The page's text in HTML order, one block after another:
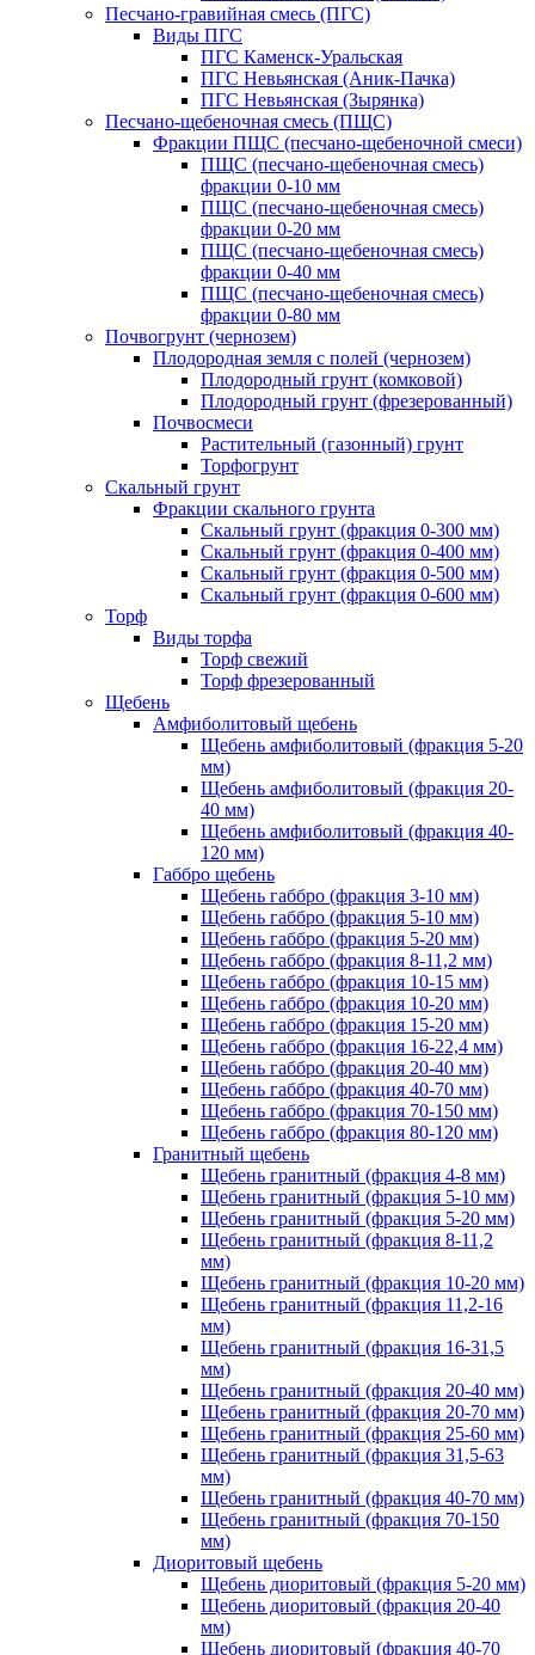
Песчано-гравийная смесь (ПГС)
Виды ПГС
ПГС Каменск-Уральская
ПГС Невьянская (Аник-Пачка)
ПГС Невьянская (Зырянка)
Песчано-щебеночная смесь (ПЩС)
Фракции ПЩС (песчано-щебеночной смеси)
ПЩС (песчано-щебеночная смесь)
фракции 0-10 мм
ПЩС (песчано-щебеночная смесь)
фракции 0-20 мм
ПЩС (песчано-щебеночная смесь)
фракции 0-40 мм
ПЩС (песчано-щебеночная смесь)
фракции 0-80 мм
Почвогрунт (чернозем)
Плодородная земля с полей (чернозем)
Плодородный грунт (комковой)
Плодородный грунт (фрезерованный)
Почвосмеси
Растительный (газонный) грунт
Торфогрунт
Скальный грунт
Фракции скального грунта
Скальный грунт (фракция 0-300 мм)
Скальный грунт (фракция 0-400 мм)
Скальный грунт (фракция 0-500 мм)
Скальный грунт (фракция 0-600 мм)
Торф
Виды торфа
Торф свежий
Торф фрезерованный
Щебень
Амфиболитовый щебень
Щебень амфиболитовый (фракция 5-20
мм)
Щебень амфиболитовый (фракция 20-
40 мм)
Щебень амфиболитовый (фракция 40-
120 мм)
Габбро щебень
Щебень габбро (фракция 3-10 мм)
Щебень габбро (фракция 5-10 мм)
Щебень габбро (фракция 5-20 мм)
Щебень габбро (фракция 8-11,2 мм)
Щебень габбро (фракция 10-15 мм)
Щебень габбро (фракция 10-20 мм)
Щебень габбро (фракция 15-20 мм)
Щебень габбро (фракция 16-22,4 мм)
Щебень габбро (фракция 20-40 мм)
Щебень габбро (фракция 40-70 мм)
Щебень габбро (фракция 70-150 мм)
Щебень габбро (фракция 80-120 мм)
Гранитный щебень
Щебень гранитный (фракция 4-8 мм)
Щебень гранитный (фракция 5-10 мм)
Щебень гранитный (фракция 5-20 мм)
Щебень гранитный (фракция 8-11,2
мм)
Щебень гранитный (фракция 10-20 мм)
Щебень гранитный (фракция 11,2-16
мм)
Щебень гранитный (фракция 16-31,5
мм)
Щебень гранитный (фракция 20-40 мм)
Щебень гранитный (фракция 20-70 мм)
Щебень гранитный (фракция 25-60 мм)
Щебень гранитный (фракция 31,5-63
мм)
Щебень гранитный (фракция 40-70 мм)
Щебень гранитный (фракция 70-150
мм)
Диоритовый щебень
Щебень диоритовый (фракция 5-20 мм)
Щебень диоритовый (фракция 20-40
мм)
Щебень диоритовый (фракция 40-70